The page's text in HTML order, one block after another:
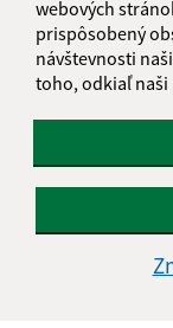
webových
prispôsobený
návštevnosti
toho, odkiaľ naši